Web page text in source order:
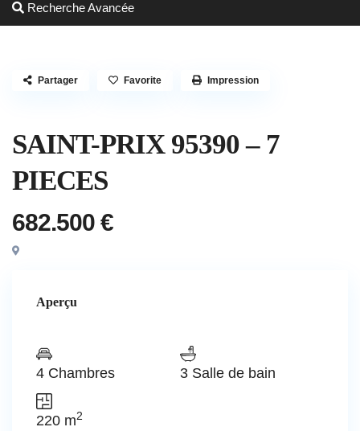
Recherche Avancée
SAINT-PRIX 95390 – 7
PIECES
682.500 €
Partager Favorite Impression
Aperçu
4 Chambres 3 Salle de bain
220 m2